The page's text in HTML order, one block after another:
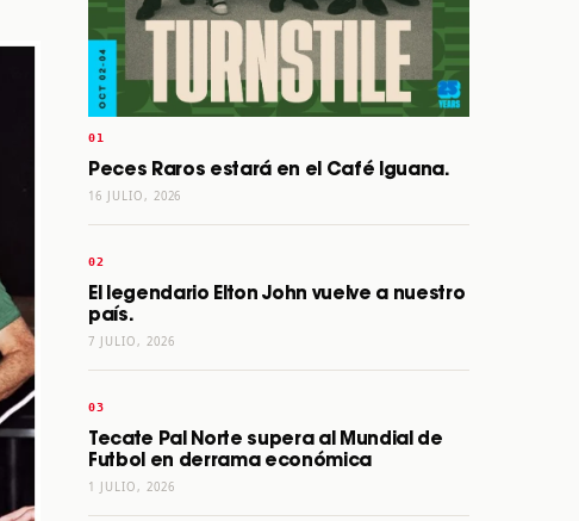
Peces Raros estará en el Café Iguana.
16 JULIO, 2026
El legendario Elton John vuelve a nuestro
país.
7 JULIO, 2026
Tecate Pal Norte supera al Mundial de
Futbol en derrama económica
1 JULIO, 2026